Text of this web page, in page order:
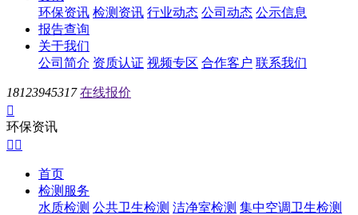
环保资讯 检测资讯 行业动态 公司动态 公示信息
报告查询
关于我们
公司简介 资质认证 视频专区 合作客户 联系我们
18123945317 在线报价

环保资讯
 
首页
检测服务
水质检测 公共卫生检测 洁净室检测 集中空调卫生检测